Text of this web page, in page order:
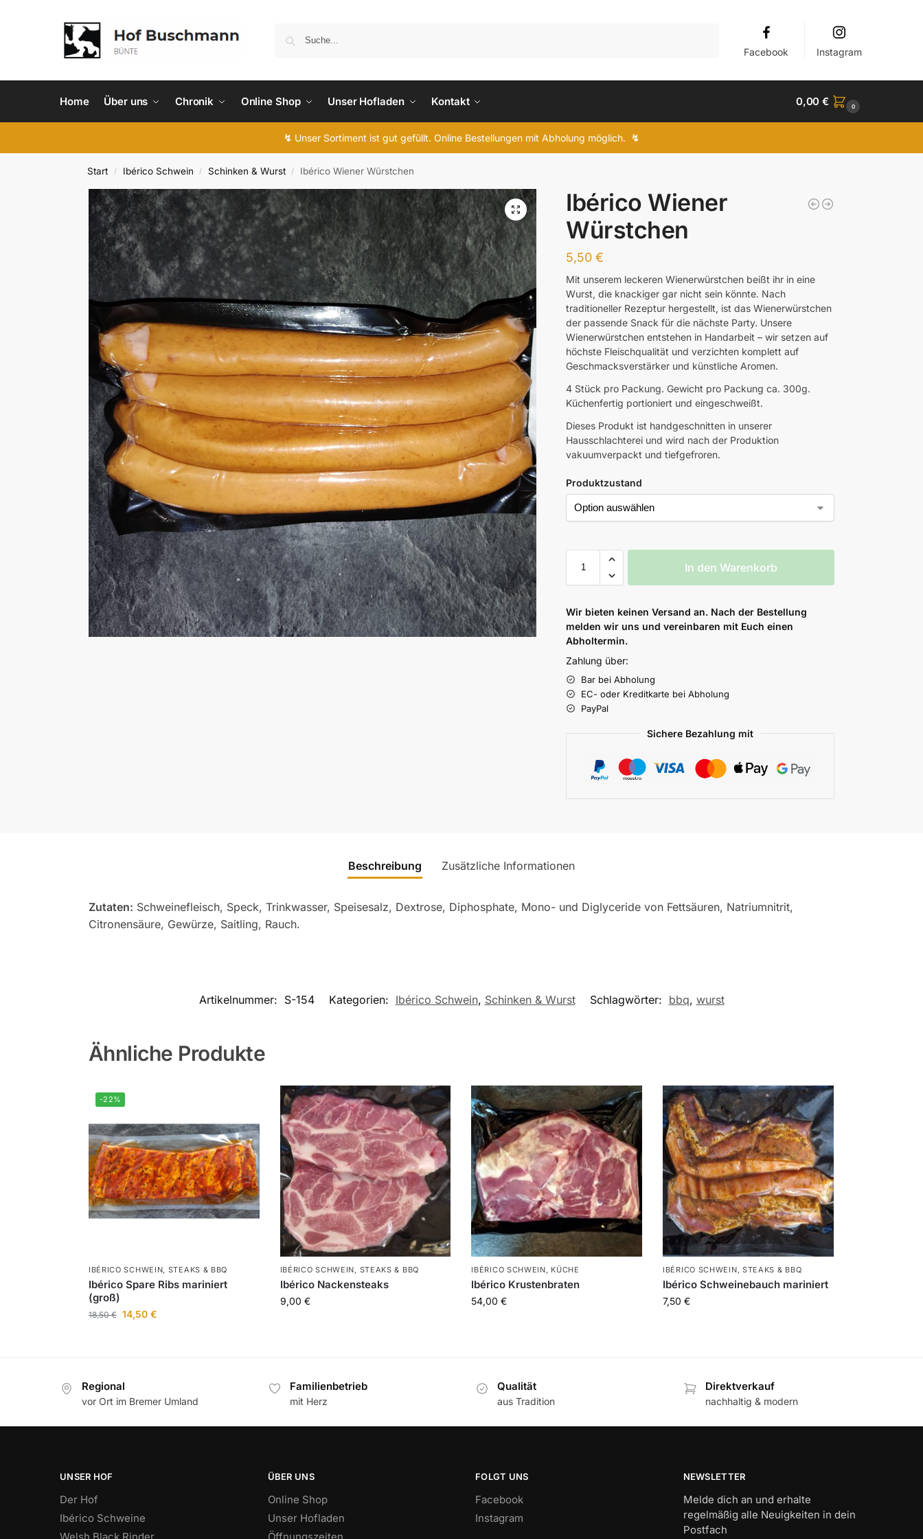
Facebook Instagram
Home Über uns Chronik Online Shop Unser Hofladen Kontakt 0,00€ 0
↯ Unser Sortiment ist gut gefüllt. Online Bestellungen mit Abholung möglich. ↯
Start / Ibérico Schwein / Schinken & Wurst / Ibérico Wiener Würstchen
Ibérico Wiener
Würstchen
5,50€
Mit unserem leckeren Wienerwürstchen beißt ihr in eine
Wurst, die knackiger gar nicht sein könnte. Nach
traditioneller Rezeptur hergestellt, ist das Wienerwürstchen
der passende Snack für die nächste Party. Unsere
Wienerwürstchen entstehen in Handarbeit – wir setzen auf
höchste Fleischqualität und verzichten komplett auf
Geschmacksverstärker und künstliche Aromen.
4 Stück pro Packung. Gewicht pro Packung ca. 300g.
Küchenfertig portioniert und eingeschweißt.
Dieses Produkt ist handgeschnitten in unserer
Hausschlachterei und wird nach der Produktion
vakuumverpackt und tiefgefroren.
Produktzustand
In den Warenkorb
Wir bieten keinen Versand an. Nach der Bestellung
melden wir uns und vereinbaren mit Euch einen
Abholtermin.
Zahlung über:
Bar bei Abholung
EC- oder Kreditkarte bei Abholung
PayPal
Sichere Bezahlung mit
Beschreibung Zusätzliche Informationen
Zutaten: Schweinefleisch, Speck, Trinkwasser, Speisesalz, Dextrose, Diphosphate, Mono- und Diglyceride von Fettsäuren, Natriumnitrit,
Citronensäure, Gewürze, Saitling, Rauch.
Artikelnummer: S-154 Kategorien: Ibérico Schwein, Schinken & Wurst Schlagwörter: bbq, wurst
Ähnliche Produkte
-22%
IBÉRICO SCHWEIN STEAKS & BBQ
Ibérico Spare Ribs mariniert
(groß)
18,50€ 14,50 €
IBÉRICO SCHWEIN STEAKS & BBQ
Ibérico Nackensteaks
9,00 €
IBÉRICO SCHWEIN KÜCHE
Ibérico Krustenbraten
54,00€
IBÉRICO SCHWEIN STEAKS & BBQ
Ibérico Schweinebauch mariniert
7,50€
Regional
vor Ort im Bremer Umland
Familienbetrieb
mit Herz
Qualität
aus Tradition
Direktverkauf
nachhaltig & modern
UNSER HOF
Der Hof
Ibérico Schweine
ÜBER UNS
Online Shop
Unser Hofladen
FOLGT UNS
Facebook
Instagram
NEWSLETTER
Melde dich an und erhalte
regelmäßig alle Neuigkeiten in dein
Postfach